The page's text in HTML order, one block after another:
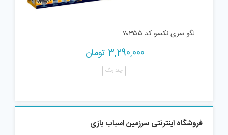
لگو سری نکسو کد ۷۰۳۵۵
3,290,000 تومان
چند رنگ
فروشگاه اینترنتی سرزمین اسباب بازی